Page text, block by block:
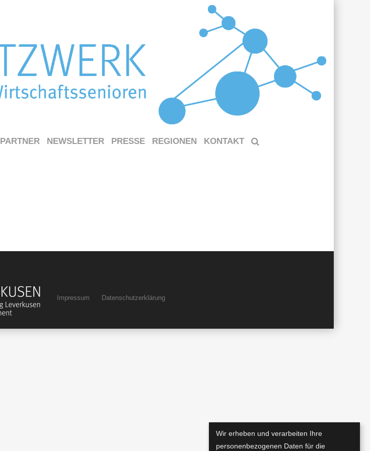
PARTNER NEWSLETTER PRESSE REGIONEN KONTAKT
Impressum Datenschutzerklärung
Wir erheben und verarbeiten Ihre
personenbezogenen Daten für die